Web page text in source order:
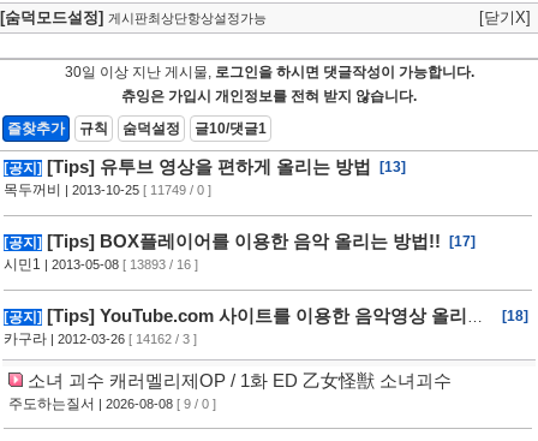
[숨덕모드설정] 게시판최상단항상설정가능 [닫기X]
30일 이상 지난 게시물, 로그인을 하시면 댓글작성이 가능합니다.
츄잉은 가입시 개인정보를 전혀 받지 않습니다.
즐찾추가
규칙 숨덕설정 글10/댓글1
[공지] [Tips] 유투브 영상을 편하게 올리는 방법
[13]
목두꺼비
| 2013-10-25 [ 11749 / 0 ]
[공지] [Tips] BOX플레이어를 이용한 음악 올리는 방법!!
[17]
시민1 | 2013-05-08 [ 13893 / 16 ]
[공지] [Tips] YouTube.com 사이트를 이용한 음악영상 올리는
방법!!
[18]
카구라 | 2012-03-26 [ 14162 / 3 ]
소녀 괴수 캐러멜리제OP / 1화 ED 乙女怪獣 소녀괴수
주도하는질서 | 2026-08-08 [ 9 / 0 ]